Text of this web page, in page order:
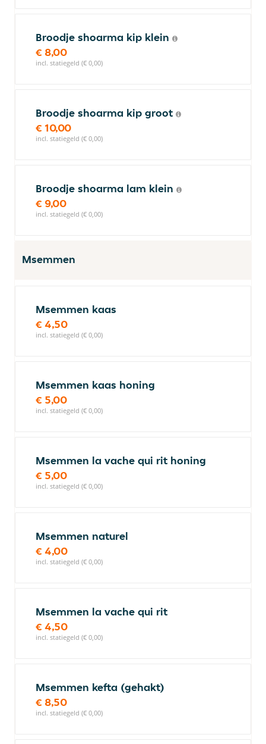
Broodje shoarma kip klein
€ 8,00
incl. statiegeld (€ 0,00)
Broodje shoarma kip groot
€ 10,00
incl. statiegeld (€ 0,00)
Broodje shoarma lam klein
€ 9,00
incl. statiegeld (€ 0,00)
Msemmen
Msemmen kaas
€ 4,50
incl. statiegeld (€ 0,00)
Msemmen kaas honing
€ 5,00
incl. statiegeld (€ 0,00)
Msemmen la vache qui rit honing
€ 5,00
incl. statiegeld (€ 0,00)
Msemmen naturel
€ 4,00
incl. statiegeld (€ 0,00)
Msemmen la vache qui rit
€ 4,50
incl. statiegeld (€ 0,00)
Msemmen kefta (gehakt)
€ 8,50
incl. statiegeld (€ 0,00)